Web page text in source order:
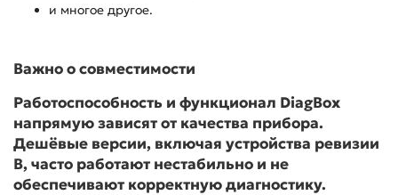
и многое другое.
Важно о совместимости
Работоспособность и функционал DiagBox
напрямую зависят от качества прибора.
Дешёвые версии, включая устройства ревизии
B, часто работают нестабильно и не
обеспечивают корректную диагностику.